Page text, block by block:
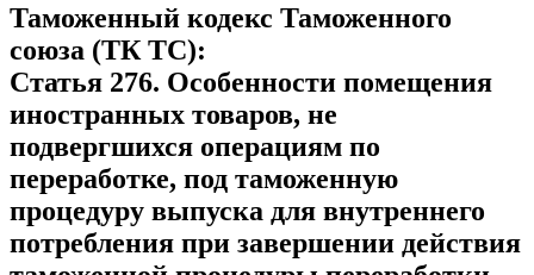
Таможенный кодекс Таможенного
союза (ТК ТС):
Статья 276. Особенности помещения
иностранных товаров, не
подвергшихся операциям по
переработке, под таможенную
процедуру выпуска для внутреннего
потребления при завершении действия